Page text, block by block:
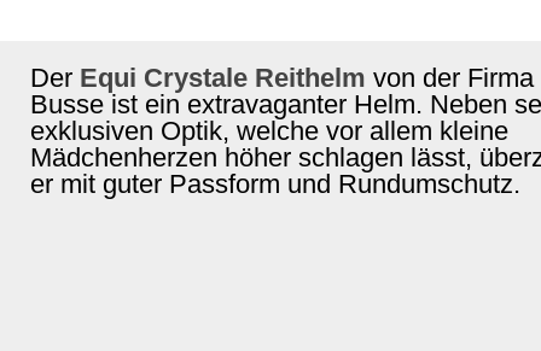
Der Equi Crystale Reithelm von der Firma
Busse ist ein extravaganter Helm. Neben
exklusiven Optik, welche vor allem kleine
Mädchenherzen höher schlagen lässt,
er mit guter Passform und Rundumschutz.